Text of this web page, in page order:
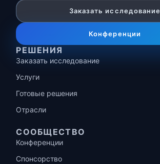
Заказать исследование
Конференции
РЕШЕНИЯ
Заказать исследование
Услуги
Готовые решения
Отрасли
СООБЩЕСТВО
Конференции
Спонсорство